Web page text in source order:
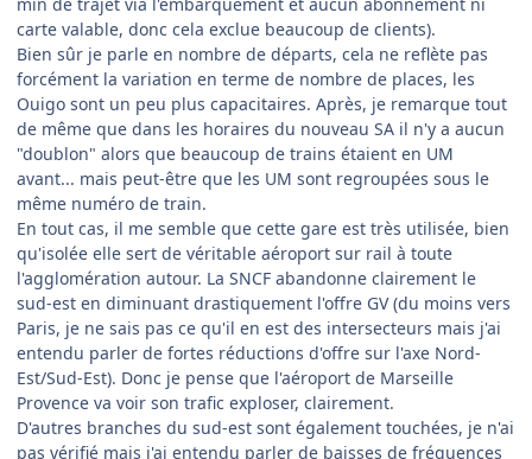
carte valable, donc cela exclue beaucoup de clients).
Bien sûr je parle en nombre de départs, cela ne reflète pas
forcément la variation en terme de nombre de places, les
Ouigo sont un peu plus capacitaires. Après, je remarque tout
de même que dans les horaires du nouveau SA il n'y a aucun
"doublon" alors que beaucoup de trains étaient en UM
avant... mais peut-être que les UM sont regroupées sous le
même numéro de train.
En tout cas, il me semble que cette gare est très utilisée, bien
qu'isolée elle sert de véritable aéroport sur rail à toute
l'agglomération autour. La SNCF abandonne clairement le
sud-est en diminuant drastiquement l'offre GV (du moins vers
Paris, je ne sais pas ce qu'il en est des intersecteurs mais j'ai
entendu parler de fortes réductions d'offre sur l'axe Nord-
Est/Sud-Est). Donc je pense que l'aéroport de Marseille
Provence va voir son trafic exploser, clairement.
D'autres branches du sud-est sont également touchées, je n'ai
pas vérifié mais j'ai entendu parler de baisses de fréquences